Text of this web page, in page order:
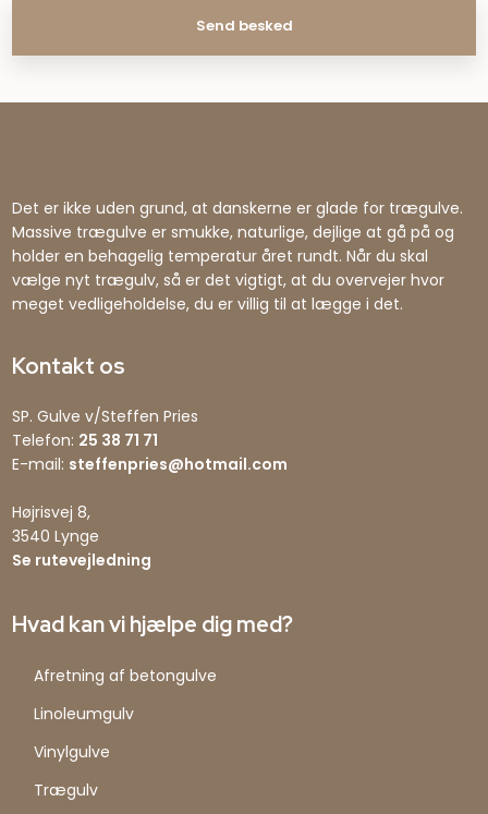
Det er ikke uden grund, at danskerne er glade for trægulve.
Massive trægulve er smukke, naturlige, dejlige at gå på og
holder en behagelig temperatur året rundt. Når du skal
vælge nyt trægulv, så er det vigtigt, at du overvejer hvor
meget vedligeholdelse, du er villig til at lægge i det.
Kontakt os
SP. Gulve v/Steffen Pries
Telefon: 25 38 71 71
E-mail: steffenpries@hotmail.com
Højrisvej 8,
​3540 Lynge
Se rutevejledning
Hvad kan vi hjælpe dig med?
Afretning af betongulve
Linoleumgulv
Vinylgulve
Trægulv